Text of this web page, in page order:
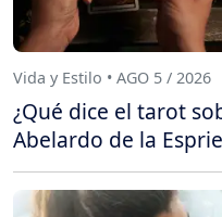
Vida y Estilo • AGO 5 / 2026
¿Qué dice el tarot
Abelardo de la